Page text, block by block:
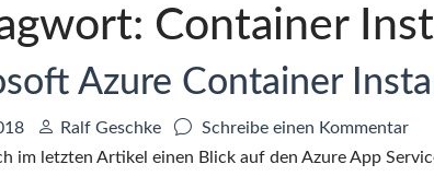
Container
Azure Container
Autor:
Ralf Geschke Schreibe einen Kommentarzu
im letzten Artikel einen Blick auf den Azure App